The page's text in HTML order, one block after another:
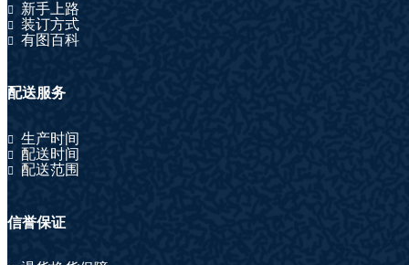
新手上路
装订方式
有图百科
配送服务
生产时间
配送时间
配送范围
信誉保证